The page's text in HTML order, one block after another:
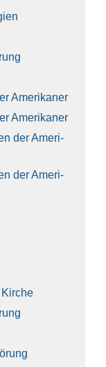
Ame­ri­ka­ner
Ame­ri­ka­ner
der Ame­ri­
der Ame­ri­